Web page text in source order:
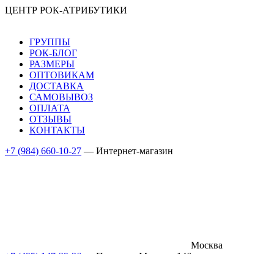
ЦЕНТР РОК-АТРИБУТИКИ
ГРУППЫ
РОК-БЛОГ
РАЗМЕРЫ
ОПТОВИКАМ
ДОСТАВКА
САМОВЫВОЗ
ОПЛАТА
ОТЗЫВЫ
КОНТАКТЫ
+7 (984) 660-10-27 — Интернет-магазин
Москва